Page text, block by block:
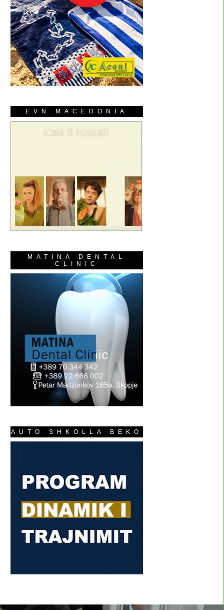
EVN MACEDONIA
MATINA DENTAL
CLINIC
AUTO SHKOLLA BEKO